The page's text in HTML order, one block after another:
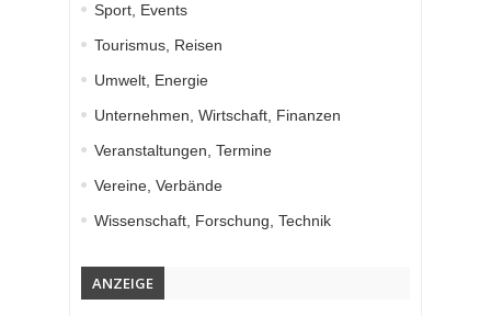
Sport, Events
Tourismus, Reisen
Umwelt, Energie
Unternehmen, Wirtschaft, Finanzen
Veranstaltungen, Termine
Vereine, Verbände
Wissenschaft, Forschung, Technik
ANZEIGE